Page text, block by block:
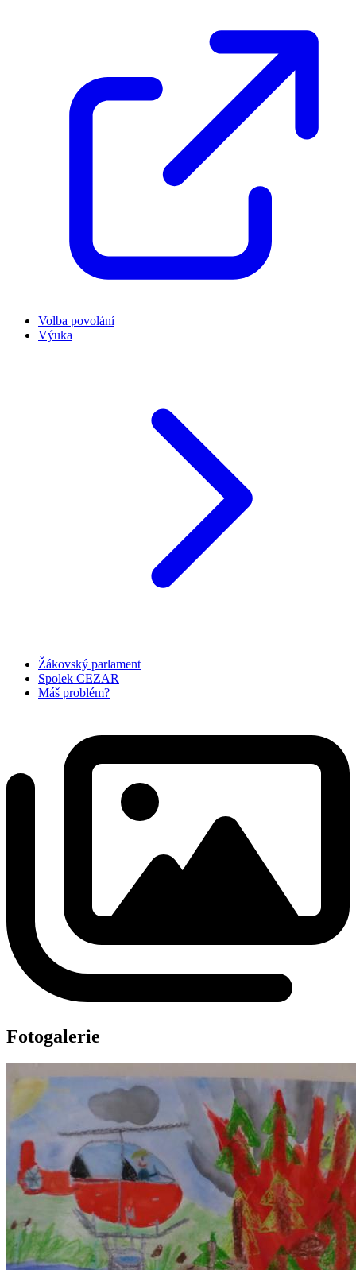
Volba povolání
Výuka
Žákovský parlament
Spolek CEZAR
Máš problém?
Fotogalerie